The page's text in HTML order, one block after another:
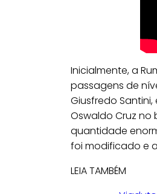
Inicialmente, a
passagens de
Giusfredo
Oswaldo Cruz no
quantidade
foi modificado e
LEIA TAMBÉM